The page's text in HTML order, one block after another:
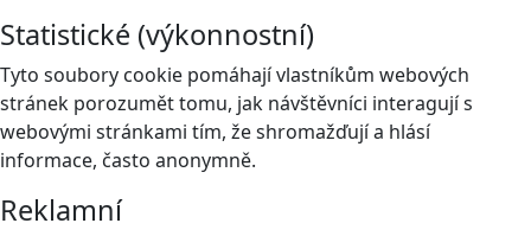
Statistické (výkonnostní)
Tyto soubory cookie pomáhají vlastníkům webových
stránek porozumět tomu, jak návštěvníci interagují s
webovými stránkami tím, že shromažďují a hlásí
informace, často anonymně.
Reklamní